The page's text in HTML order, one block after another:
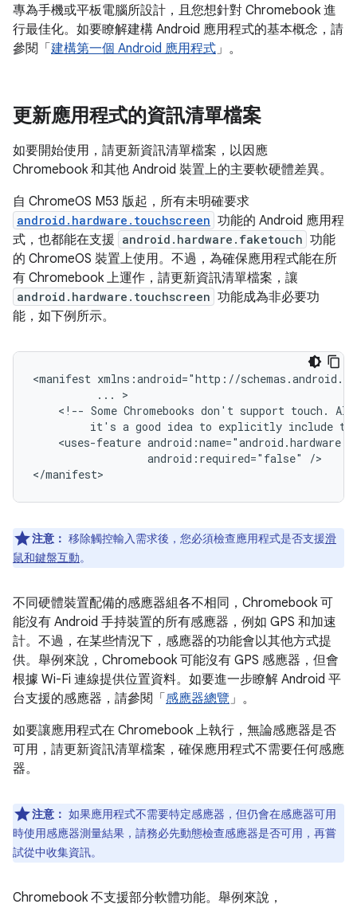
專為手機或平板電腦所設計，且您想針對 Chromebook 進
行最佳化。如要瞭解建構 Android 應用程式的基本概念，請
參閱「 建構第一個 Android 應用程式」。
更新應用程式的資訊清單檔案
如要開始使用，請更新資訊清單檔案，以因應
Chromebook 和其他 Android 裝置上的主要軟硬體差異。
自 ChromeOS M53 版起，所有未明確要求
android.hardware.touchscreen 功能的 Android 應用程
式，也都能在支援 android.hardware.faketouch 功能
的 ChromeOS 裝置上使用。不過，為確保應用程式能在所
有 Chromebook 上運作，請更新資訊清單檔案，讓
android.hardware.touchscreen 功能成為非必要功
能，如下例所示。
<manifest
...
<!-- Some Chromebooks don't support touch.
it's a good idea to explicitly include
<uses-feature
android:required="false"
/>
注意： 移除觸控輸入需求後，您必須檢查應用程式是否支援滑
鼠和鍵盤互動。
不同硬體裝置配備的感應器組各不相同，Chromebook 可
能沒有 Android 手持裝置的所有感應器，例如 GPS 和加速
計。不過，在某些情況下，感應器的功能會以其他方式提
供。舉例來說，Chromebook 可能沒有 GPS 感應器，但會
根據 Wi-Fi 連線提供位置資料。如要進一步瞭解 Android 平
台支援的感應器，請參閱「 感應器總覽」。
如要讓應用程式在 Chromebook 上執行，無論感應器是否
可用，請更新資訊清單檔案，確保應用程式不需要任何感應
器。
注意： 如果應用程式不需要特定感應器，但仍會在感應器可用
時使用感應器測量結果，請務必先動態檢查感應器是否可用，再嘗
試從中收集資訊。
Chromebook 不支援部分軟體功能。舉例來說，